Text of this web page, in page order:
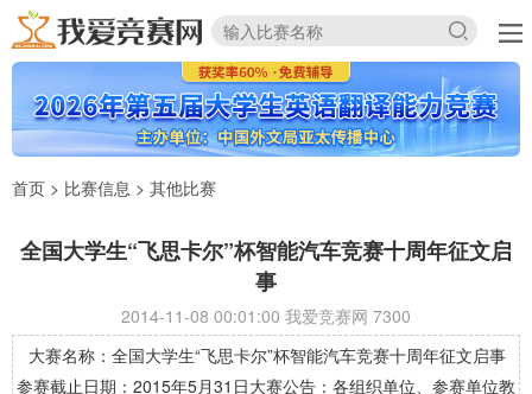
首页 > 比赛信息 > 其他比赛
全国大学生“飞思卡尔”杯智能汽车竞赛十周年征文启
事
2014-11-08 00:01:00 我爱竞赛网 7300
大赛名称：全国大学生“飞思卡尔”杯智能汽车竞赛十周年征文启事
参赛截止日期：2015年5月31日大赛公告：各组织单位、参赛单位教